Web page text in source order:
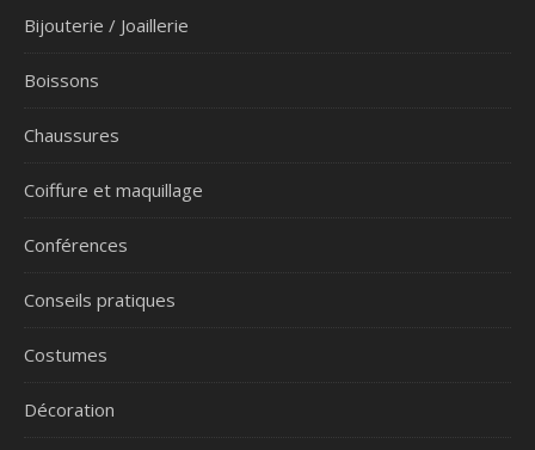
Bijouterie / Joaillerie
Boissons
Chaussures
Coiffure et maquillage
Conférences
Conseils pratiques
Costumes
Décoration